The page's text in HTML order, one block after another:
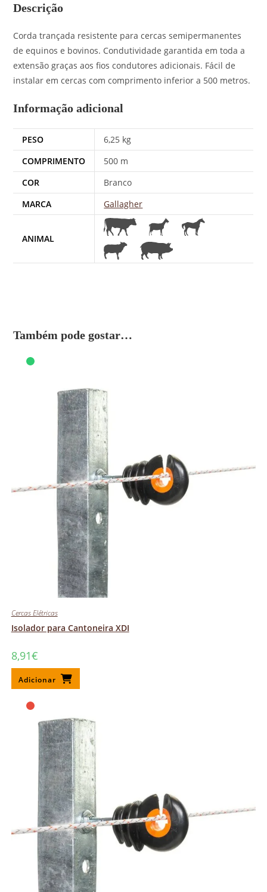
Descrição
Corda trançada resistente para cercas semipermanentes
de equinos e bovinos. Condutividade garantida em toda a
extensão graças aos fios condutores adicionais. Fácil de
instalar em cercas com comprimento inferior a 500 metros.
Informação adicional
PESO
6,25 kg
COMPRIMENTO
500 m
COR
Branco
MARCA
Gallagher
ANIMAL
Também pode gostar…
Cercas Elétricas
Isolador para Cantoneira XDI
8,91€
Adicionar